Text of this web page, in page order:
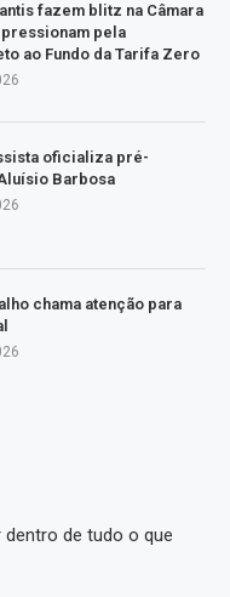
fazem blitz na Câmara
pela
ao Fundo da Tarifa Zero
oficializa pré-
Barbosa
chama atenção para
de tudo o que